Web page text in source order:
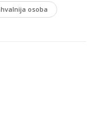
osoba